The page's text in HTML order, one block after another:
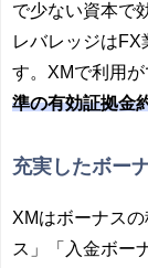
で少ない資本で
レバレッジはFX
す。XMで利用
準の有効証拠金
充実したボー
XMはボーナス
ス」「入金ボー